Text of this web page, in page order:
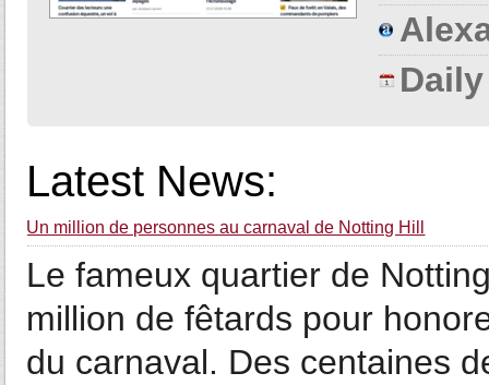
Latest News:
Un million de personnes au carnaval de Notting Hill
Le fameux quartier de
million de fêtards pour
du carnaval. Des centaines